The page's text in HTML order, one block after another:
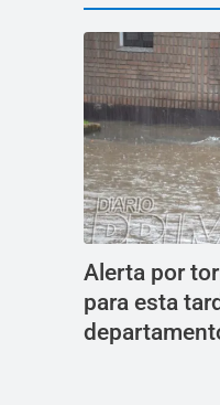
Alerta por
para esta